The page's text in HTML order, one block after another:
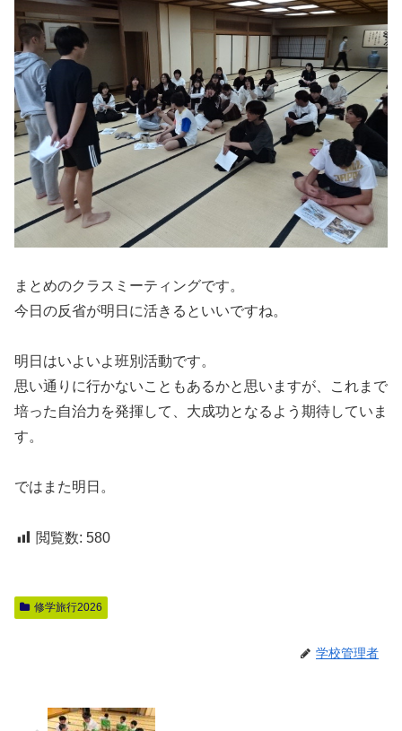
まとめのクラスミーティングです。
今日の反省が明日に活きるといいですね。
明日はいよいよ班別活動です。
思い通りに行かないこともあるかと思いますが、これまで
培った自治力を発揮して、大成功となるよう期待していま
す。
ではまた明日。
閲覧数: 580
修学旅行2026
学校管理者